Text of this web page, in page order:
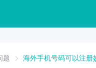
题 海外手机号码可以注册